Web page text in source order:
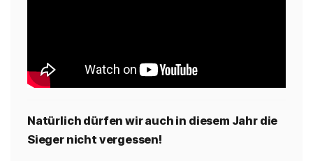
Natürlich dürfen wir auch in diesem Jahr die
Sieger nicht vergessen!